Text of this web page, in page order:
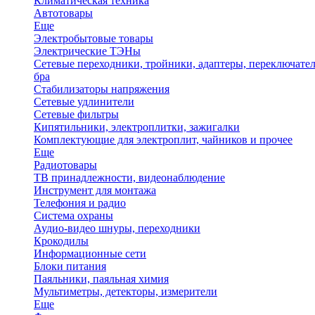
Автотовары
Еще
Электробытовые товары
Электрические ТЭНы
Сетевые переходники, тройники, адаптеры,
бра
Стабилизаторы напряжения
Сетевые удлинители
Сетевые фильтры
Кипятильники, электроплитки, зажигалки
Комплектующие для электроплит, чайников и прочее
Еще
Радиотовары
ТВ принадлежности, видеонаблюдение
Инструмент для монтажа
Телефония и радио
Система охраны
Аудио-видео шнуры, переходники
Крокодилы
Информационные сети
Блоки питания
Паяльники, паяльная химия
Мультиметры, детекторы, измерители
Еще